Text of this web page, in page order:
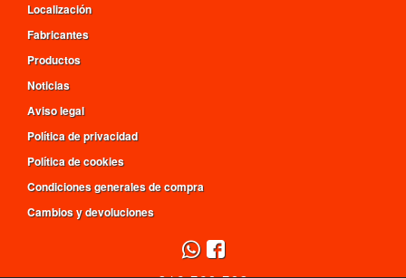
Localización
Fabricantes
Productos
Noticias
Aviso legal
Política de privacidad
Política de cookies
Condiciones generales de compra
Cambios y devoluciones